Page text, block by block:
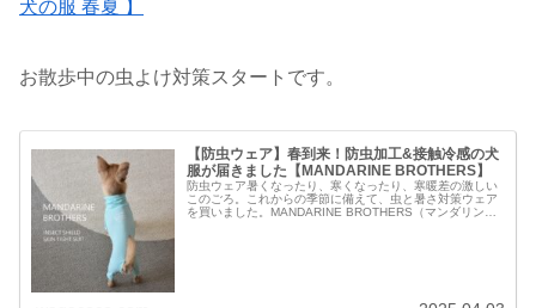
犬の服 春夏 】
お散歩中の虫よけ対策スタートです。
【防虫ウェア】春到来！防虫加工&接触冷感の犬
服が届きました【MANDARINE BROTHERS】
防虫ウェア暑くなったり、寒くなったり、寒暖差の激しい
このごろ。これからの季節に備えて、虫と暑さ対策ウェア
を買いました。MANDARINE BROTHERS（マンダリンブ